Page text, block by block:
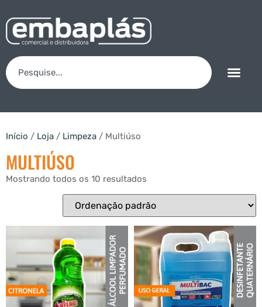
Início / Loja / Limpeza / Multiúso
MULTIÚSO
Mostrando todos os 10 resultados